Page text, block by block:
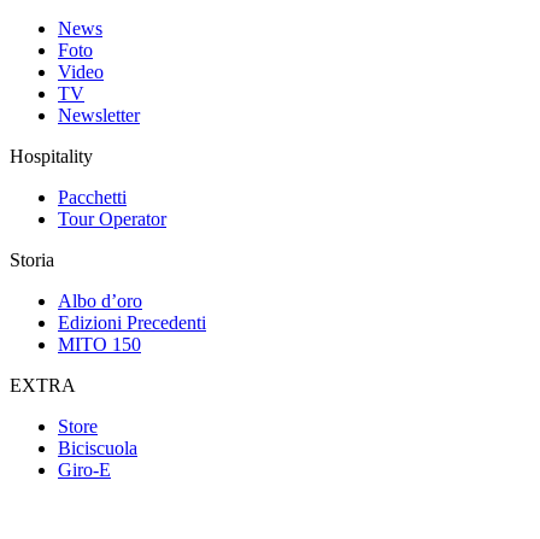
News
Foto
Video
TV
Newsletter
Hospitality
Pacchetti
Tour Operator
Storia
Albo d’oro
Edizioni Precedenti
MITO 150
EXTRA
Store
Biciscuola
Giro-E